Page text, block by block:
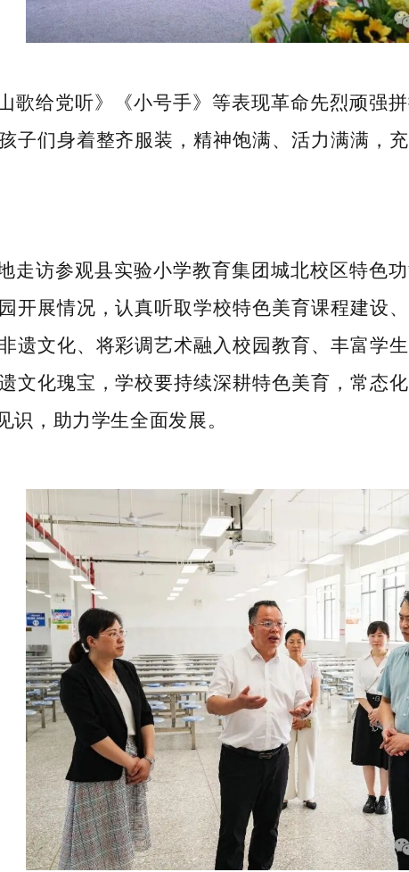
歌给党听》《小号手》等表现革命先烈顽强
子们身着整齐服装，精神饱满、活力满满，
走访参观县实验小学教育集团城北校区特色
开展情况，认真听取学校特色美育课程建设
遗文化、将彩调艺术融入校园教育、丰富学
文化瑰宝，学校要持续深耕特色美育，常态
识，助力学生全面发展。